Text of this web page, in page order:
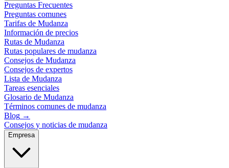
Preguntas Frecuentes
Preguntas comunes
Tarifas de Mudanza
Información de precios
Rutas de Mudanza
Rutas populares de mudanza
Consejos de Mudanza
Consejos de expertos
Lista de Mudanza
Tareas esenciales
Glosario de Mudanza
Términos comunes de mudanza
Blog →
Consejos y noticias de mudanza
Empresa